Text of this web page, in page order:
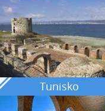
Tunisko